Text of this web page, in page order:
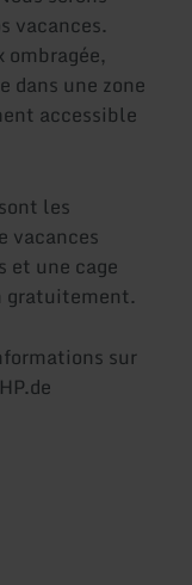
vacances.
ombragée,
dans une zone
accessible
les
vacances
et une cage
gratuitement.
sur